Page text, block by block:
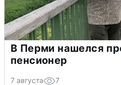
В Перми нашелся
пенсионер
7 августа 7